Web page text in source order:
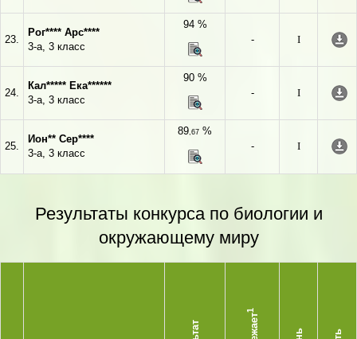
23.
Рог**** Арс****
3-а, 3 класс
94 %
-
I
24.
Кал***** Ека******
3-а, 3 класс
90 %
-
I
25.
Ион** Сер****
3-а, 3 класс
89,67 %
-
I
Результаты конкурса по биологии и
окружающему миру
1